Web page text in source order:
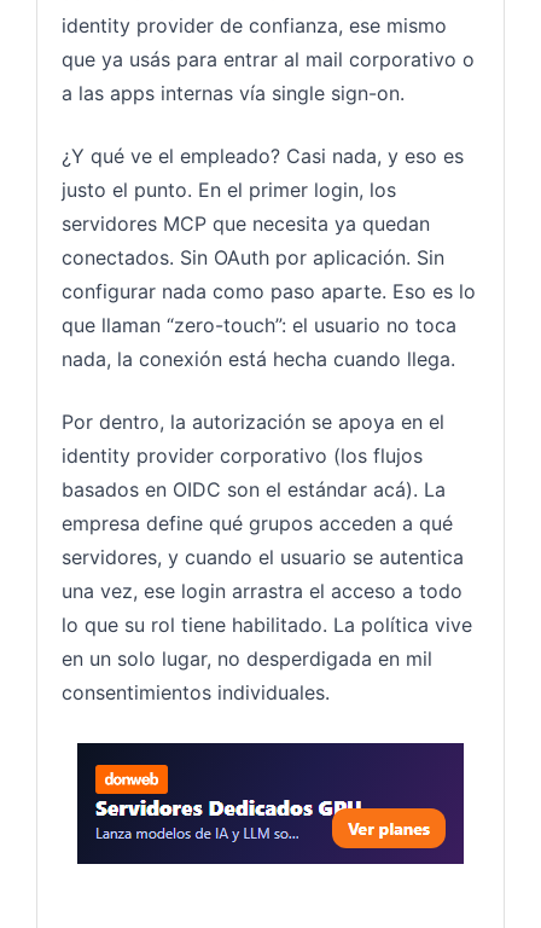
identity provider de confianza, ese mismo
que ya usás para entrar al mail corporativo o
a las apps internas vía single sign-on.
¿Y qué ve el empleado? Casi nada, y eso es
justo el punto. En el primer login, los
servidores MCP que necesita ya quedan
conectados. Sin OAuth por aplicación. Sin
configurar nada como paso aparte. Eso es lo
que llaman “zero-touch”: el usuario no toca
nada, la conexión está hecha cuando llega.
Por dentro, la autorización se apoya en el
identity provider corporativo (los flujos
basados en OIDC son el estándar acá). La
empresa define qué grupos acceden a qué
servidores, y cuando el usuario se autentica
una vez, ese login arrastra el acceso a todo
lo que su rol tiene habilitado. La política vive
en un solo lugar, no desperdigada en mil
consentimientos individuales.